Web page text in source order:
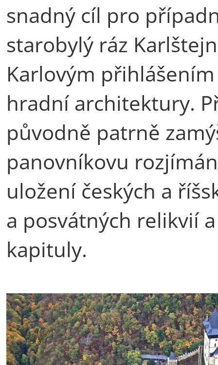
snadný cíl pro
starobylý ráz
Karlovým
hradní architektury.
původně patrně
panovníkovu
uložení českých a
a posvátných relikvií
kapituly.